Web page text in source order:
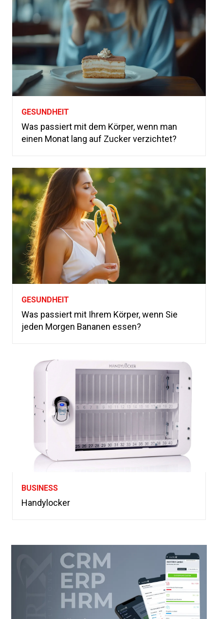
GESUNDHEIT
Was passiert mit dem Körper, wenn man
einen Monat lang auf Zucker verzichtet?
GESUNDHEIT
Was passiert mit Ihrem Körper, wenn Sie
jeden Morgen Bananen essen?
BUSINESS
Handylocker